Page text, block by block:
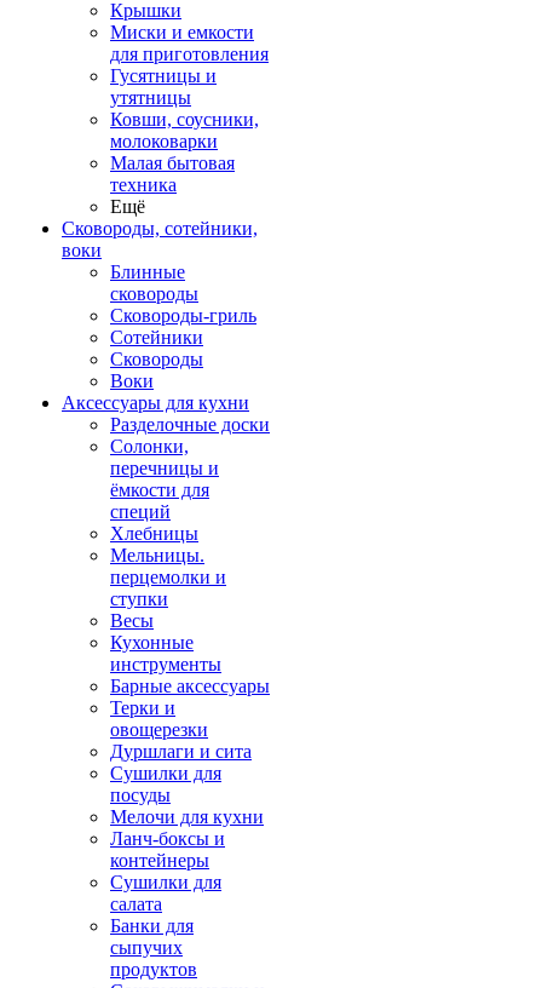
Крышки
Миски и емкости
для приготовления
Гусятницы и
утятницы
Ковши, соусники,
молоковарки
Малая бытовая
техника
Ещё
Сковороды, сотейники,
воки
Блинные
сковороды
Сковороды-гриль
Сотейники
Сковороды
Воки
Аксессуары для кухни
Разделочные доски
Солонки,
перечницы и
ёмкости для
специй
Хлебницы
Мельницы.
перцемолки и
ступки
Весы
Кухонные
инструменты
Барные аксессуары
Терки и
овощерезки
Дуршлаги и сита
Сушилки для
посуды
Мелочи для кухни
Ланч-боксы и
контейнеры
Сушилки для
салата
Банки для
сыпучих
продуктов